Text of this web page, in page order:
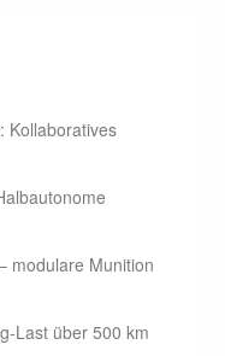
Kollaboratives
modulare Munition
Last über 500 km